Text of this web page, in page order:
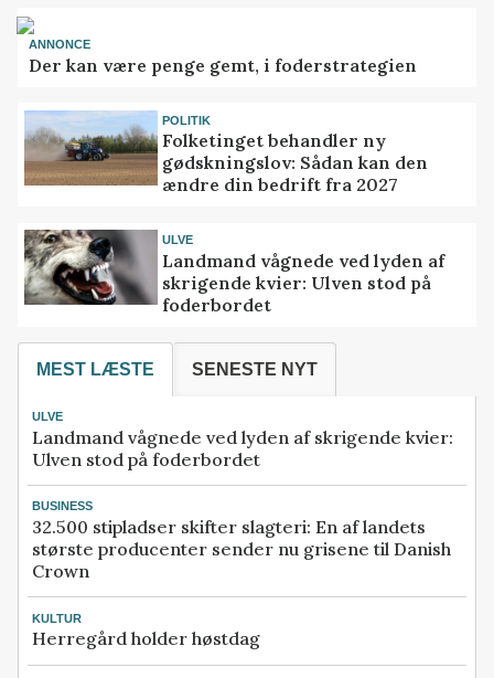
ANNONCE
Der kan være penge gemt, i foderstrategien
POLITIK
Folketinget behandler ny
gødskningslov: Sådan kan den
ændre din bedrift fra 2027
ULVE
Landmand vågnede ved lyden af
skrigende kvier: Ulven stod på
foderbordet
MEST LÆSTE SENESTE NYT
ULVE
Landmand vågnede ved lyden af skrigende kvier:
Ulven stod på foderbordet
BUSINESS
32.500 stipladser skifter slagteri: En af landets
største producenter sender nu grisene til Danish
Crown
KULTUR
Herregård holder høstdag